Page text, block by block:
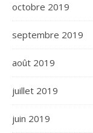
octobre 2019
septembre 2019
août 2019
juillet 2019
juin 2019